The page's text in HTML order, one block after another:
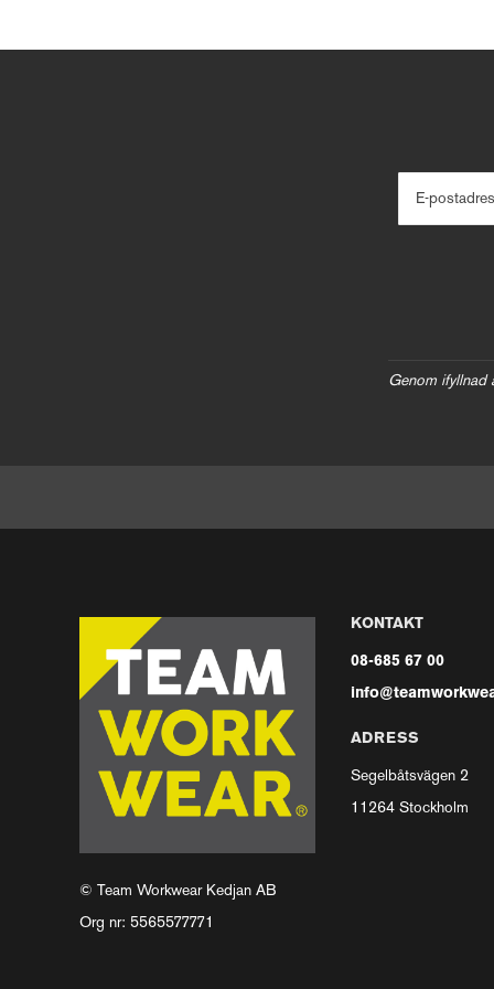
E-
Genom ifyllnad
© Team Workwear Kedjan AB
Org nr: 5565577771
KONTAKT
08-685 67 00
ADRESS
Segelbåtsvägen 2
11264 Stockholm